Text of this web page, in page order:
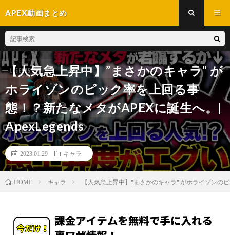
APEX動画まとめ
【人気急上昇中】”まさかのキャラ” が
ホライゾンのピック率を上回る事
態！？新たなメタがAPEXに誕生へ。|
ApexLegends
2023.01.29 キャラ
HOME キャラ 【人気急上昇中】"まさかのキャラ" がホライゾンの